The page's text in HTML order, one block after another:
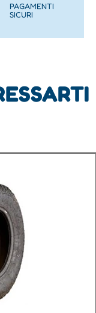
PAGAMENTI
SICURI